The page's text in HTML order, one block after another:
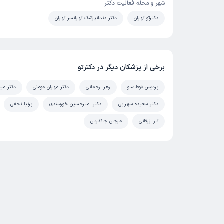
شهر و محله فعالیت دکتر
دکترتو تهران دکتر دندانپزشک تهرانسر تهران
برخی از پزشکان دیگر در دکترتو
پردیس قوطاسلو زهرا رحمانی دکتر مهران مومنی دکتر
دکتر سعیده سهرابی دکتر امیرحسین خورسندی پرنیا نجفی
تارا زرقانی مرجان جانقربان